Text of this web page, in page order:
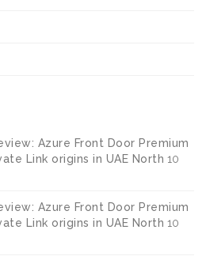
Azure Front Door Premium
Link origins in UAE North 10
Azure Front Door Premium
Link origins in UAE North 10